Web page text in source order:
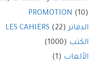
PROMOTION (10)
الدفاتر LES CAHIERS (22)
الكتب (1000)
الألعاب (1)